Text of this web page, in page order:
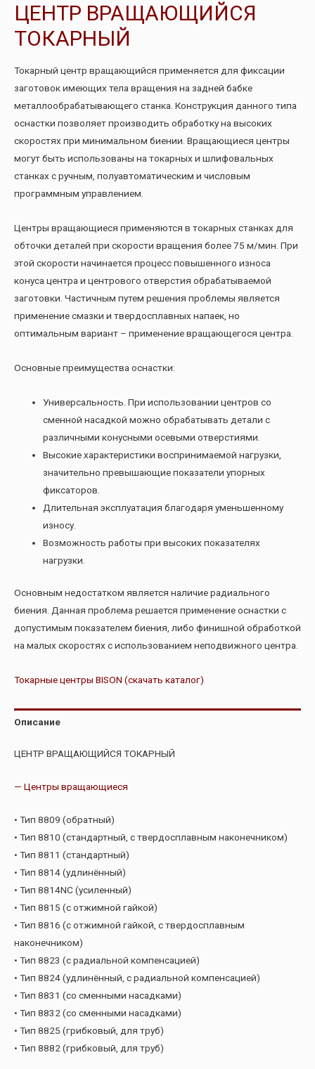
ЦЕНТР ВРАЩАЮЩИЙСЯ
ТОКАРНЫЙ
Токарный центр вращающийся применяется для фиксации
заготовок имеющих тела вращения на задней бабке
металлообрабатывающего станка. Конструкция данного типа
оснастки позволяет производить обработку на высоких
скоростях при минимальном биении. Вращающиеся центры
могут быть использованы на токарных и шлифовальных
станках с ручным, полуавтоматическим и числовым
программным управлением.
Центры вращающиеся применяются в токарных станках для
обточки деталей при скорости вращения более 75 м/мин. При
этой скорости начинается процесс повышенного износа
конуса центра и центрового отверстия обрабатываемой
заготовки. Частичным путем решения проблемы является
применение смазки и твердосплавных напаек, но
оптимальным вариант – применение вращающегося центра.
Основные преимущества оснастки:
Универсальность. При использовании центров со
сменной насадкой можно обрабатывать детали с
различными конусными осевыми отверстиями.
Высокие характеристики воспринимаемой нагрузки,
значительно превышающие показатели упорных
фиксаторов.
Длительная эксплуатация благодаря уменьшенному
износу.
Возможность работы при высоких показателях
нагрузки.
Основным недостатком является наличие радиального
биения. Данная проблема решается применение оснастки с
допустимым показателем биения, либо финишной обработкой
на малых скоростях с использованием неподвижного центра.
Токарные центры BISON (скачать каталог)
Описание
ЦЕНТР ВРАЩАЮЩИЙСЯ ТОКАРНЫЙ
— Центры вращающиеся
• Тип 8809 (обратный)
• Тип 8810 (стандартный, с твердосплавным наконечником)
• Тип 8811 (стандартный)
• Тип 8814 (удлинённый)
• Тип 8814NC (усиленный)
• Тип 8815 (с отжимной гайкой)
• Тип 8816 (с отжимной гайкой, с твердосплавным
наконечником)
• Тип 8823 (с радиальной компенсацией)
• Тип 8824 (удлинённый, с радиальной компенсацией)
• Тип 8831 (со сменными насадками)
• Тип 8832 (со сменными насадками)
• Тип 8825 (грибковый, для труб)
• Тип 8882 (грибковый, для труб)